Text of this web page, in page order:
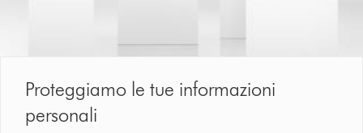
Proteggiamo le tue informazioni
personali